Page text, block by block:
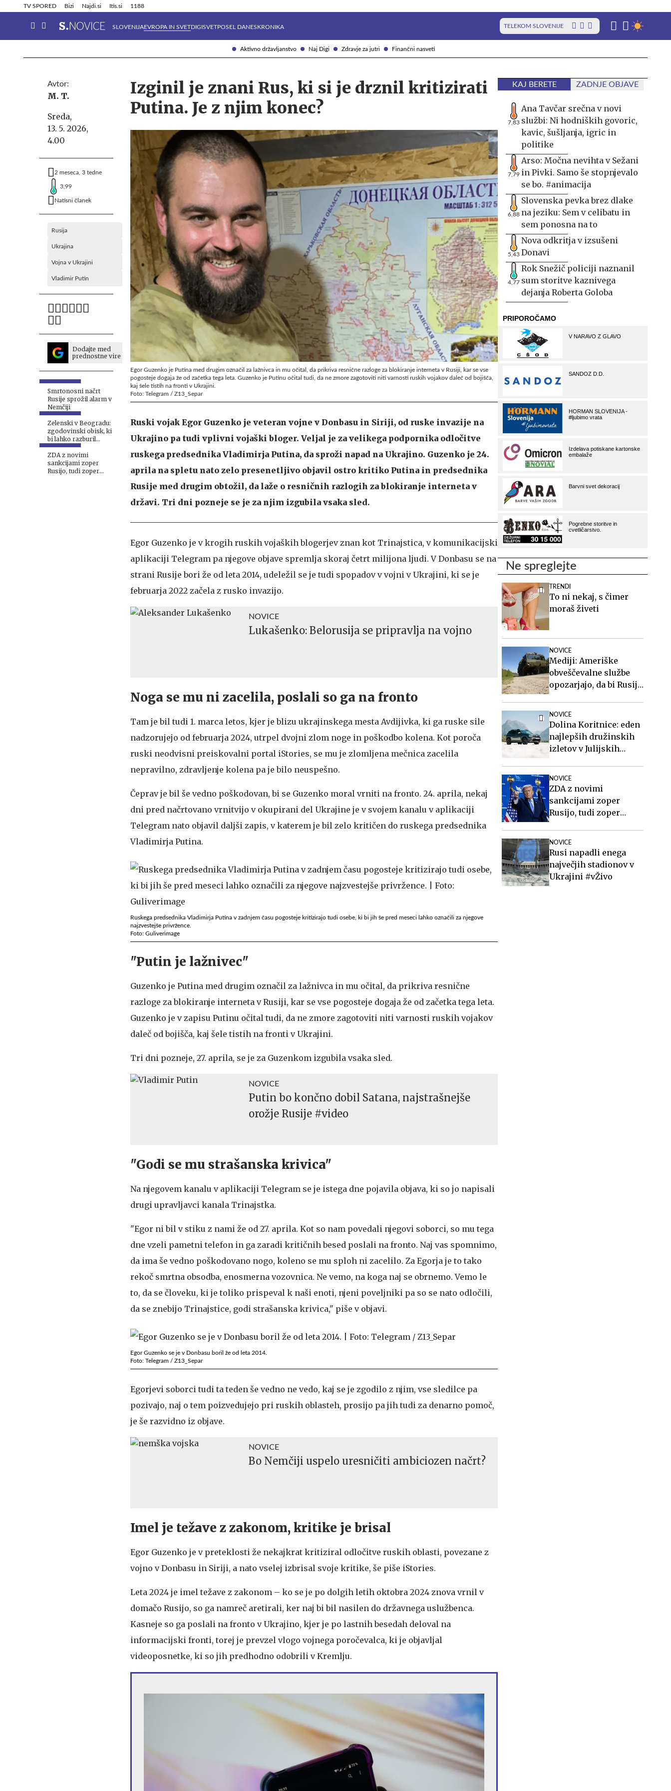
Aktivno državljanstvo Naj Digi Zdravje za jutri Finančni nasveti
TV SPORED Bizi Najdi.si Itis.si 1188
SLOVENIJAEVROPA IN SVETDIGISVETPOSEL DANESKRONIKA TELEKOM SLOVENIJE
Info in obvestila Tehnik
Avtor:
M. T.
Sreda,
13. 5. 2026,
4.00
2 meseca, 3 tedne
3,99
Natisni članek
Rusija
Ukrajina
Vojna v Ukrajini
Vladimir Putin
Dodajte med
prednostne vire
Smrtonosni načrt
Rusije sprožil alarm v
Nemčiji
Zelenski v Beogradu:
zgodovinski obisk, ki
bi lahko razburil
Moskvo
ZDA z novimi
sankcijami zoper
Rusijo, tudi zoper
Izginil je znani Rus, ki si je drznil kritizirati
Putina. Je z njim konec?
Egor Guzenko je Putina med drugim označil za lažnivca in mu očital, da prikriva resnične razloge za blokiranje interneta v Rusiji, kar se vse
pogosteje dogaja že od začetka tega leta. Guzenko je Putinu očital tudi, da ne zmore zagotoviti niti varnosti ruskih vojakov daleč od bojišča,
kaj šele tistih na fronti v Ukrajini.
Foto: Telegram / Z13_Separ
Ruski vojak Egor Guzenko je veteran vojne v Donbasu in Siriji, od ruske invazije na
Ukrajino pa tudi vplivni vojaški bloger. Veljal je za velikega podpornika odločitve
ruskega predsednika Vladimirja Putina, da sproži napad na Ukrajino. Guzenko je 24.
aprila na spletu nato zelo presenetljivo objavil ostro kritiko Putina in predsednika
Rusije med drugim obtožil, da laže o resničnih razlogih za blokiranje interneta v
državi. Tri dni pozneje se je za njim izgubila vsaka sled.
Egor Guzenko je v krogih ruskih vojaških blogerjev znan kot Trinajstica, v komunikacijski
aplikaciji Telegram pa njegove objave spremlja skoraj četrt milijona ljudi. V Donbasu se na
strani Rusije bori že od leta 2014, udeležil se je tudi spopadov v vojni v Ukrajini, ki se je
februarja 2022 začela z rusko invazijo.
NOVICE
Lukašenko: Belorusija se pripravlja na vojno
Noga se mu ni zacelila, poslali so ga na fronto
Tam je bil tudi 1. marca letos, kjer je blizu ukrajinskega mesta Avdijivka, ki ga ruske sile
nadzorujejo od februarja 2024, utrpel dvojni zlom noge in poškodbo kolena. Kot poroča
ruski neodvisni preiskovalni portal iStories, se mu je zlomljena mečnica zacelila
nepravilno, zdravljenje kolena pa je bilo neuspešno.
Čeprav je bil še vedno poškodovan, bi se Guzenko moral vrniti na fronto. 24. aprila, nekaj
dni pred načrtovano vrnitvijo v okupirani del Ukrajine je v svojem kanalu v aplikaciji
Telegram nato objavil daljši zapis, v katerem je bil zelo kritičen do ruskega predsednika
Vladimirja Putina.
Ruskega predsednika Vladimirja Putina v zadnjem času pogosteje kritizirajo tudi osebe, ki bi jih še pred meseci lahko označili za njegove
najzvestejše privržence.
Foto: Guliverimage
"Putin je lažnivec"
Guzenko je Putina med drugim označil za lažnivca in mu očital, da prikriva resnične
razloge za blokiranje interneta v Rusiji, kar se vse pogosteje dogaja že od začetka tega leta.
Guzenko je v zapisu Putinu očital tudi, da ne zmore zagotoviti niti varnosti ruskih vojakov
daleč od bojišča, kaj šele tistih na fronti v Ukrajini.
Tri dni pozneje, 27. aprila, se je za Guzenkom izgubila vsaka sled.
NOVICE
Putin bo končno dobil Satana, najstrašnejše
orožje Rusije #video
"Godi se mu strašanska krivica"
Na njegovem kanalu v aplikaciji Telegram se je istega dne pojavila objava, ki so jo napisali
drugi upravljavci kanala Trinajstka.
"Egor ni bil v stiku z nami že od 27. aprila. Kot so nam povedali njegovi soborci, so mu tega
dne vzeli pametni telefon in ga zaradi kritičnih besed poslali na fronto. Naj vas spomnimo,
da ima še vedno poškodovano nogo, koleno se mu sploh ni zacelilo. Za Egorja je to tako
rekoč smrtna obsodba, enosmerna vozovnica. Ne vemo, na koga naj se obrnemo. Vemo le
to, da se človeku, ki je toliko prispeval k naši enoti, njeni poveljniki pa so se nato odločili,
da se znebijo Trinajstice, godi strašanska krivica," piše v objavi.
Egor Guzenko se je v Donbasu boril že od leta 2014.
Foto: Telegram / Z13_Separ
Egorjevi soborci tudi ta teden še vedno ne vedo, kaj se je zgodilo z njim, vse sledilce pa
pozivajo, naj o tem poizvedujejo pri ruskih oblasteh, prosijo pa jih tudi za denarno pomoč,
je še razvidno iz objave.
NOVICE
Bo Nemčiji uspelo uresničiti ambiciozen načrt?
Imel je težave z zakonom, kritike je brisal
Egor Guzenko je v preteklosti že nekajkrat kritiziral odločitve ruskih oblasti, povezane z
vojno v Donbasu in Siriji, a nato vselej izbrisal svoje kritike, še piše iStories.
Leta 2024 je imel težave z zakonom – ko se je po dolgih letih oktobra 2024 znova vrnil v
domačo Rusijo, so ga namreč aretirali, ker naj bi bil nasilen do državnega uslužbenca.
Kasneje so ga poslali na fronto v Ukrajino, kjer je po lastnih besedah deloval na
informacijski fronti, torej je prevzel vlogo vojnega poročevalca, ki je objavljal
videoposnetke, ki so jih predhodno odobrili v Kremlju.
KAJ BERETE ZADNJE OBJAVE
7,83
Ana Tavčar srečna v novi
službi: Ni hodniških govoric,
kavic, šušljanja, igric in
politike
7,79
Arso: Močna nevihta v Sežani
in Pivki. Samo še stopnjevalo
se bo. #animacija
6,88
Slovenska pevka brez dlake
na jeziku: Sem v celibatu in
sem ponosna na to
5,43
Nova odkritja v izsušeni
Donavi
4,77
Rok Snežič policiji naznanil
sum storitve kaznivega
dejanja Roberta Goloba
Ne spreglejte
TRENDI
To ni nekaj, s čimer
moraš živeti
NOVICE
Mediji: Ameriške
obveščevalne službe
opozarjajo, da bi Rusija
NOVICE
Dolina Koritnice: eden
najlepših družinskih
izletov v Julijskih
NOVICE
ZDA z novimi
sankcijami zoper
Rusijo, tudi zoper
NOVICE
Rusi napadli enega
največjih stadionov v
Ukrajini #vŽivo